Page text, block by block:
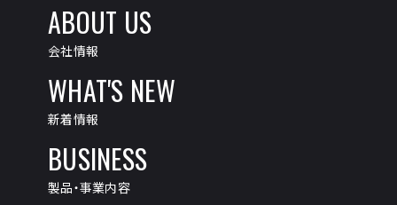
ABOUT US
会社情報
WHAT'S NEW
新着情報
BUSINESS
製品・事業内容